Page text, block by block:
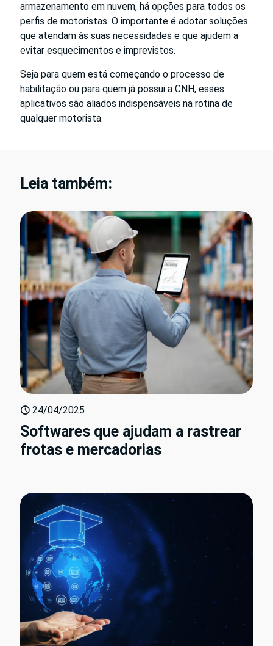
armazenamento em nuvem, há opções para todos os
perfis de motoristas. O importante é adotar soluções
que atendam às suas necessidades e que ajudem a
evitar esquecimentos e imprevistos.
Seja para quem está começando o processo de
habilitação ou para quem já possui a CNH, esses
aplicativos são aliados indispensáveis na rotina de
qualquer motorista.
Leia também:
24/04/2025
Softwares que ajudam a rastrear
frotas e mercadorias